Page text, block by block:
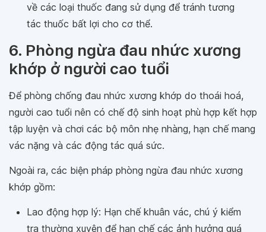
về các loại thuốc đang sử dụng để tránh tương
tác thuốc bất lợi cho cơ thể.
6. Phòng ngừa đau nhức xương
khớp ở người cao tuổi
Để phòng chống đau nhức xương khớp do thoái hoá,
người cao tuổi nên có chế độ sinh hoạt phù hợp kết hợp
tập luyện và chơi các bộ môn nhẹ nhàng, hạn chế mang
vác nặng và các động tác quá sức.
Ngoài ra, các biện pháp phòng ngừa đau nhức xương
khớp gồm:
Lao động hợp lý: Hạn chế khuân vác, chú ý kiểm
tra thường xuyên để hạn chế các ảnh hưởng quá